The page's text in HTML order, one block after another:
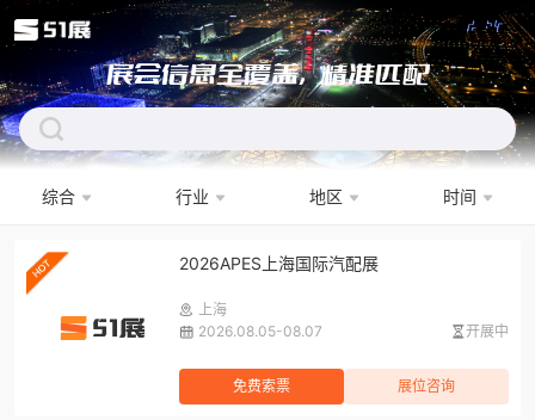
展会信息全覆盖，精准匹配
综合 行业 地区
时间
2026APES上海国际汽配展
上海
2026.08.05-08.07
开展中
免费索票 展位咨询